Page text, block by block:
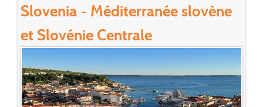
Slovenia - Méditerranée slovène
et Slovénie Centrale